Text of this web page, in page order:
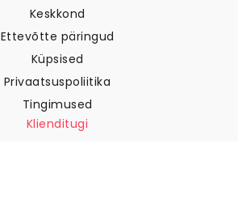
Keskkond
Ettevõtte päringud
Küpsised
Privaatsuspoliitika
Tingimused
Klienditugi